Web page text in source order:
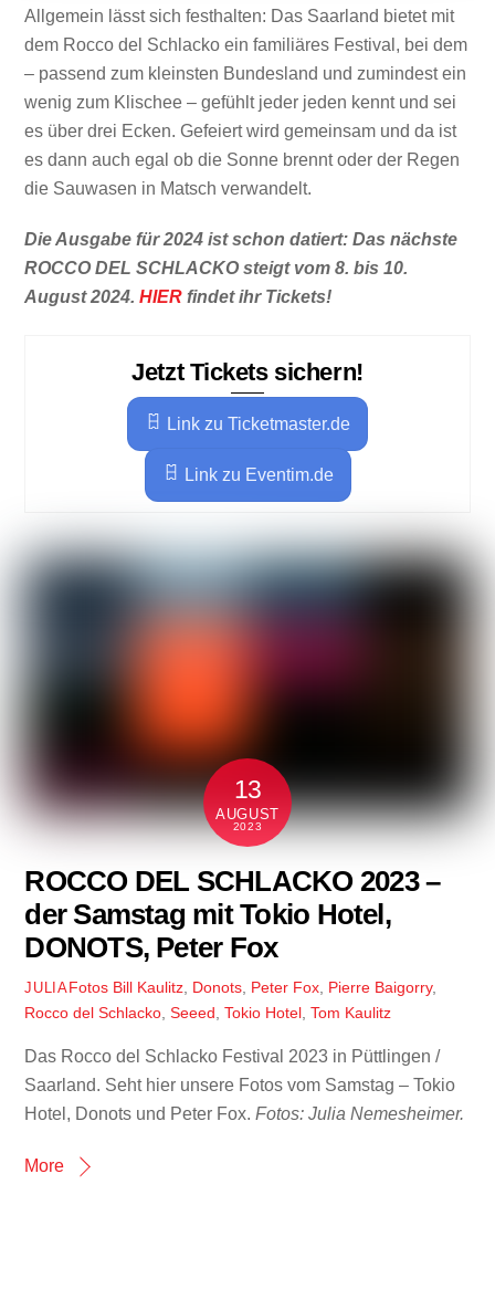
Allgemein lässt sich festhalten: Das Saarland bietet mit
dem Rocco del Schlacko ein familiäres Festival, bei dem
– passend zum kleinsten Bundesland und zumindest ein
wenig zum Klischee – gefühlt jeder jeden kennt und sei
es über drei Ecken. Gefeiert wird gemeinsam und da ist
es dann auch egal ob die Sonne brennt oder der Regen
die Sauwasen in Matsch verwandelt.
Die Ausgabe für 2024 ist schon datiert: Das nächste
ROCCO DEL SCHLACKO steigt vom 8. bis 10.
August 2024.HIER findet ihr Tickets!
Jetzt Tickets sichern!
Link zu Ticketmaster.de
Link zu Eventim.de
13
AUGUST
2023
ROCCO DEL SCHLACKO 2023 –
der Samstag mit Tokio Hotel,
DONOTS, Peter Fox
JULIAFotos Bill Kaulitz, Donots, Peter Fox, Pierre Baigorry,
Rocco del Schlacko,Seeed,Tokio Hotel,Tom Kaulitz
Das Rocco del Schlacko Festival 2023 in Püttlingen /
Saarland. Seht hier unsere Fotos vom Samstag – Tokio
Hotel, Donots und Peter Fox.Fotos: Julia Nemesheimer.
More